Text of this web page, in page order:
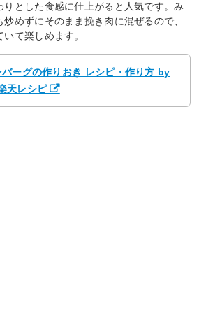
とした食感に仕上がると人気です。み
めずにそのまま挽き肉に混ぜるので、
て楽しめます。
ーグの作りおき レシピ・作り方 by
天レシピ